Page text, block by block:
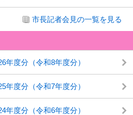
市長記者会見の一覧を見る
度分（令和8年度分）
度分（令和7年度分）
度分（令和6年度分）